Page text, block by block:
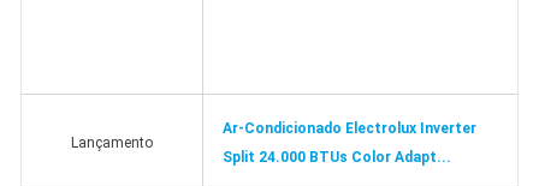
Lançamento
Ar-Condicionado Electrolux Inverter
Split 24.000 BTUs Color Adapt...